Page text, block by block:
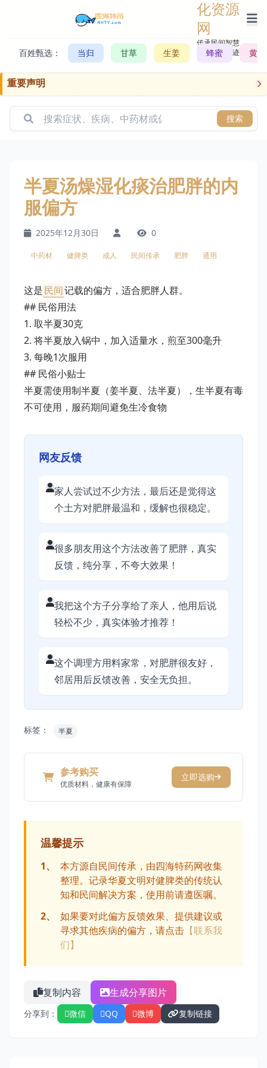
化资源
网
传承民间智慧，
记录历史轨迹
百姓甄选： 当归 甘草 生姜 蜂蜜 黄芪
重要声明
搜索
半夏汤燥湿化痰治肥胖的内
服偏方
2025年12月30日 0
中药材 健脾类 成人 民间传承 肥胖 通用
这是民间记载的偏方，适合肥胖人群。
## 民俗用法
1. 取半夏30克
2. 将半夏放入锅中，加入适量水，煎至300毫升
3. 每晚1次服用
## 民俗小贴士
半夏需使用制半夏（姜半夏、法半夏），生半夏有毒
不可使用，服药期间避免生冷食物
网友反馈
家人尝试过不少方法，最后还是觉得这
个土方对肥胖最温和，缓解也很稳定。
很多朋友用这个方法改善了肥胖，真实
反馈，纯分享，不夸大效果！
我把这个方子分享给了亲人，他用后说
轻松不少，真实体验才推荐！
这个调理方用料家常，对肥胖很友好，
邻居用后反馈改善，安全无负担。
标签： 半夏
参考购买
优质材料，健康有保障
立即选购
温馨提示
1、
本方源自民间传承，由四海特药网收集
整理。记录华夏文明对健脾类的传统认
知和民间解决方案，使用前请遵医嘱。
2、
如果要对此偏方反馈效果、提供建议或
寻求其他疾病的偏方，请点击 【联系我
们】
复制内容 生成分享图片
分享到： 微信 QQ 微博 复制链接